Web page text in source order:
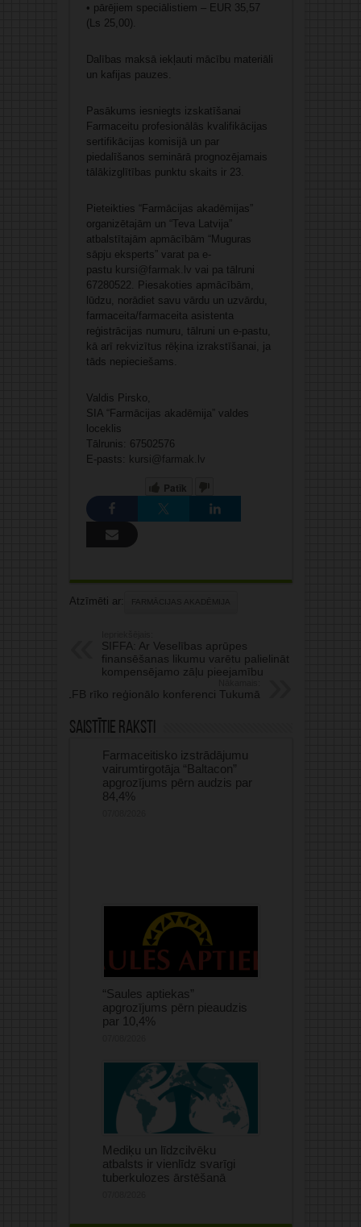
• pārējiem speciālistiem – EUR 35,57
(Ls 25,00).
Dalības maksā iekļauti mācību materiāli
un kafijas pauzes.
Pasākums iesniegts izskatīšanai
Farmaceitu profesionālās kvalifikācijas
sertifikācijas komisijā un par
piedalīšanos seminārā prognozējamais
tālākizglītības punktu skaits ir 23.
Pieteikties “Farmācijas akadēmijas”
organizētajām un “Teva Latvija”
atbalstītajām apmācībām “Muguras
sāpju eksperts” varat pa e-
pastu kursi@farmak.lv vai pa tālruni
67280522. Piesakoties apmācībām,
lūdzu, norādiet savu vārdu un uzvārdu,
farmaceita/farmaceita asistenta
reģistrācijas numuru, tālruni un e-pastu,
kā arī rekvizītus rēķina izrakstīšanai, ja
tāds nepieciešams.
Valdis Pirsko,
SIA “Farmācijas akadēmija” valdes
loceklis
Tālrunis: 67502576
E-pasts: kursi@farmak.lv
Patīk
Atzīmēti ar: FARMĀCIJAS AKADĒMIJA
SIFFA: Ar Veselības aprūpes
finansēšanas likumu varētu palielināt
kompensējamo zāļu pieejamību
LFB rīko reģionālo konferenci Tukumā
Saistītie raksti
Farmaceitisko izstrādājumu
vairumtirgotāja “Baltacon”
apgrozījums pērn audzis par
84,4%
“Saules aptiekas”
apgrozījums pērn pieaudzis
par 10,4%
Mediķu un līdzcilvēku
atbalsts ir vienlīdz svarīgi
tuberkulozes ārstēšanā